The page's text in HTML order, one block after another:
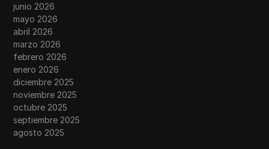
junio 2026
mayo 2026
abril 2026
marzo 2026
febrero 2026
enero 2026
diciembre 2025
noviembre 2025
octubre 2025
septiembre 2025
agosto 2025